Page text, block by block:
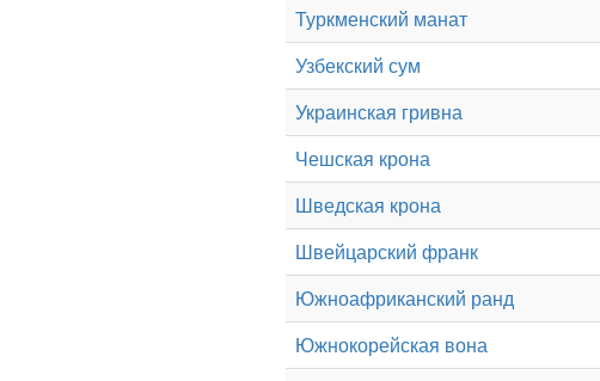
Туркменский манат
Узбекский сум
Украинская гривна
Чешская крона
Шведская крона
Швейцарский франк
Южноафриканский ранд
Южнокорейская вона